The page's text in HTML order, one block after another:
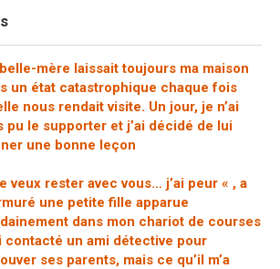
mère laissait toujours ma maison
un état catastrophique chaque fois
nous rendait visite. Un jour, je n’ai
pu le supporter et j’ai décidé de lui
une bonne leçon
veux rester avec vous… j’ai peur « , a
une petite fille apparue
dans mon chariot de courses
contacté un ami détective pour
ses parents, mais ce qu’il m’a